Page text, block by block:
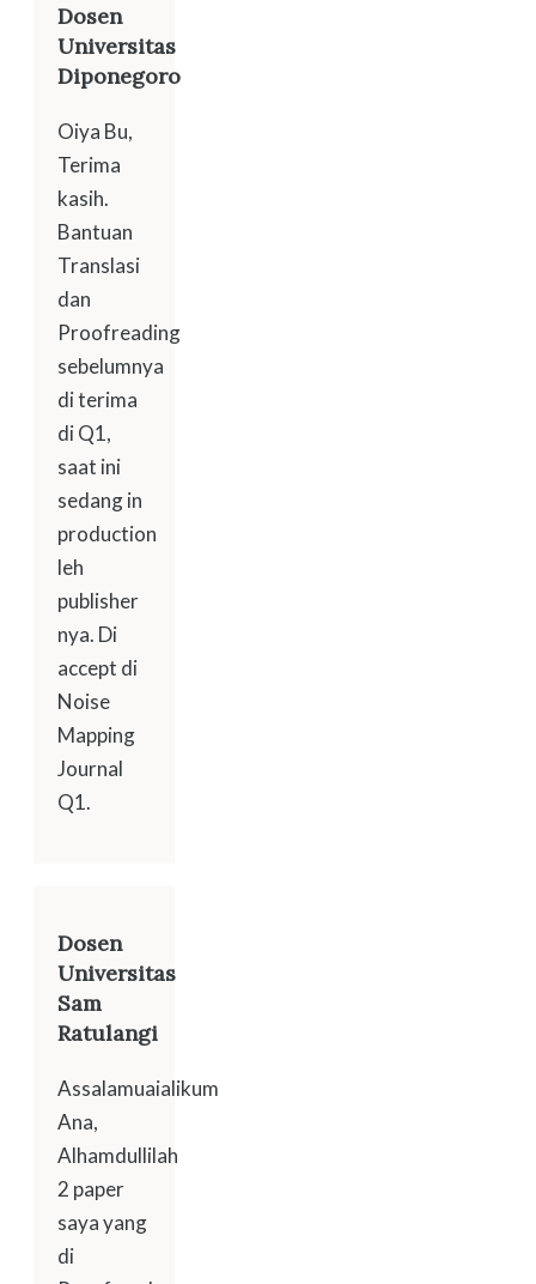
Dosen
Universitas
Diponegoro
Oiya Bu,
Terima
kasih.
Bantuan
Translasi
dan
Proofreading
sebelumnya
di terima
di Q1,
saat ini
sedang in
production
leh
publisher
nya. Di
accept di
Noise
Mapping
Journal
Q1.
Dosen
Universitas
Sam
Ratulangi
Assalamuaialikum
Ana,
Alhamdullilah
2 paper
saya yang
di